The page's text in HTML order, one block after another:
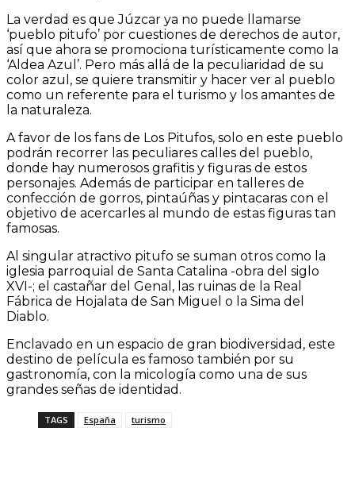
La verdad es que Júzcar ya no puede llamarse
‘pueblo pitufo’ por cuestiones de derechos de autor,
así que ahora se promociona turísticamente como la
‘Aldea Azul’. Pero más allá de la peculiaridad de su
color azul, se quiere transmitir y hacer ver al pueblo
como un referente para el turismo y los amantes de
la naturaleza.
A favor de los fans de Los Pitufos, solo en este pueblo
podrán recorrer las peculiares calles del pueblo,
donde hay numerosos grafitis y figuras de estos
personajes. Además de participar en talleres de
confección de gorros, pintaúñas y pintacaras con el
objetivo de acercarles al mundo de estas figuras tan
famosas.
Al singular atractivo pitufo se suman otros como la
iglesia parroquial de Santa Catalina -obra del siglo
XVI-; el castañar del Genal, las ruinas de la Real
Fábrica de Hojalata de San Miguel o la Sima del
Diablo.
Enclavado en un espacio de gran biodiversidad, este
destino de película es famoso también por su
gastronomía, con la micología como una de sus
grandes señas de identidad.
TAGS España turismo